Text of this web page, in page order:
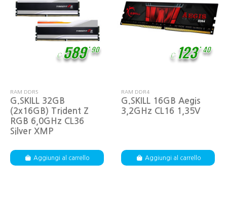
€589
, 90
RAM DDR5
G.SKILL 32GB
(2x16GB) Trident Z
RGB 6,0GHz CL36
Silver XMP
Aggiungi al carrello
€ 123
, 40
RAM DDR4
G.SKILL 16GB Aegis
3,2GHz CL16 1,35V
Aggiungi al carrello